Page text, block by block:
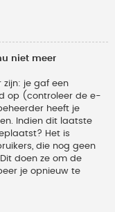
niet meer
zijn: je gaf een
op (controleer de e-
heeft je
Indien dit laatste
Het is
die nog geen
doen ze om de
je opnieuw te